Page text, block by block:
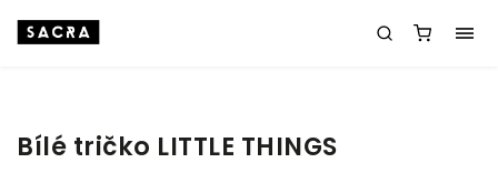
Bílé tričko LITTLE THINGS